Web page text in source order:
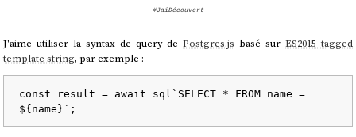
#JaiDécouvert
J'aime utiliser la syntax de query dePostgres.js basé surES2015 tagged
template string, par exemple :
const result = await sql`SELECT * FROM name =